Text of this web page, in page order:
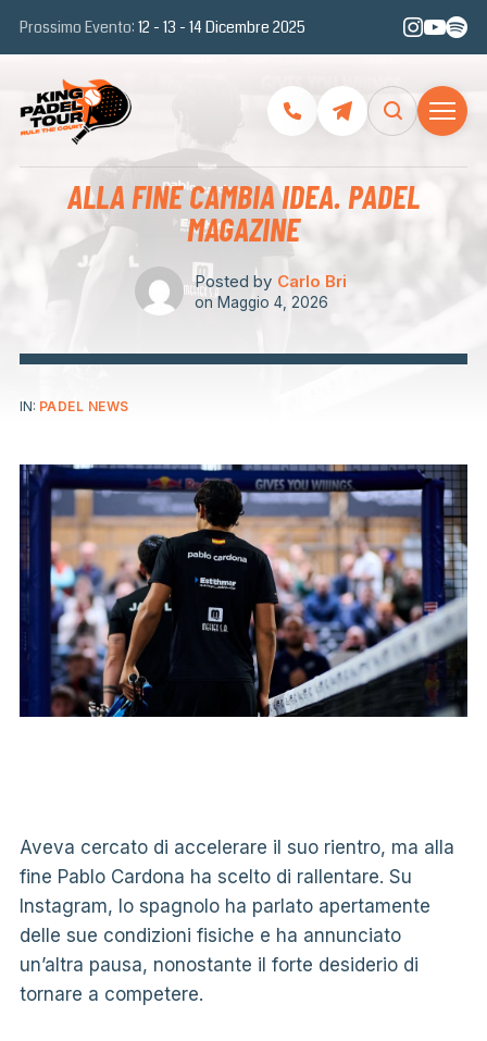
Prossimo Evento: 12 - 13 - 14 Dicembre 2025
ALLA FINE CAMBIA IDEA. PADEL
MAGAZINE
Posted by Carlo Bri
on Maggio 4, 2026
IN: PADEL NEWS
Aveva cercato di accelerare il suo rientro, ma alla
fine Pablo Cardona ha scelto di rallentare. Su
Instagram, lo spagnolo ha parlato apertamente
delle sue condizioni fisiche e ha annunciato
un’altra pausa, nonostante il forte desiderio di
tornare a competere.